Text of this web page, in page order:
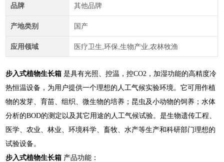
品牌 其他品牌
产地类别 国产
应用领域 医疗卫生,环保,生物产业,农林牧渔
步入式植物生长箱是具有光照、控温，控CO2，加湿功能的高精度冷
热恒温设备，为用户提供一个理想的人工气候实验环境。它可用作植
物的发芽、育苗、组织、微生物的培养；昆虫及小动物的饲养；水体
分析的BOD的测定以及其它用途的人工气候试验。是生物遗传工程、
医学、农业、林业、环境科学、畜牧、水产等生产和科研部门理想的
试验设备。
步入式植物生长箱 产品功能：